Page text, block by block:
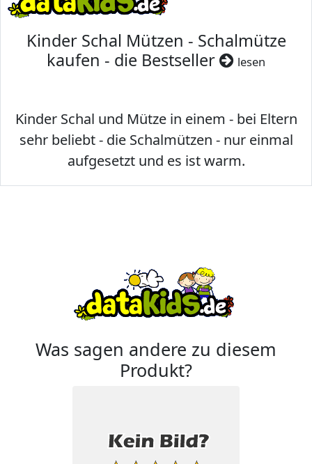
Kinder Schal Mützen - Schalmütze
kaufen - die Bestseller
lesen
Kinder Schal und Mütze in einem - bei Eltern
sehr beliebt - die Schalmützen - nur einmal
aufgesetzt und es ist warm.
Was sagen andere zu diesem
Produkt?